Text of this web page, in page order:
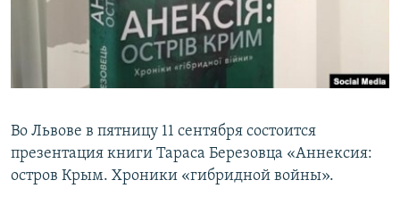
ПОБЕДИТЕЛЕЙ НЕ СУДЯТ?
КРЫМ.НЕПОКОРЕННЫЙ
ПРИСОЕДИНЯЙТЕСЬ!
Все сайты RFE/RL
Во Львове в пятницу 11 сентября состоится
презентация книги Тараса Березовца «Аннексия:
остров Крым. Хроники «гибридной войны».